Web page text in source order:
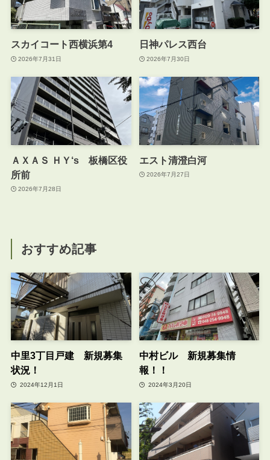
スカイコート西横浜第4
2026年7月31日
日神パレス西台
2026年7月30日
ＡＸＡＳ ＨＹ‘s 板橋区役
所前
2026年7月28日
エスト清澄白河
2026年7月27日
おすすめ記事
中里3丁目戸建 新規募集
状況！
2024年12月1日
中村ビル 新規募集情
報！！
2024年3月20日